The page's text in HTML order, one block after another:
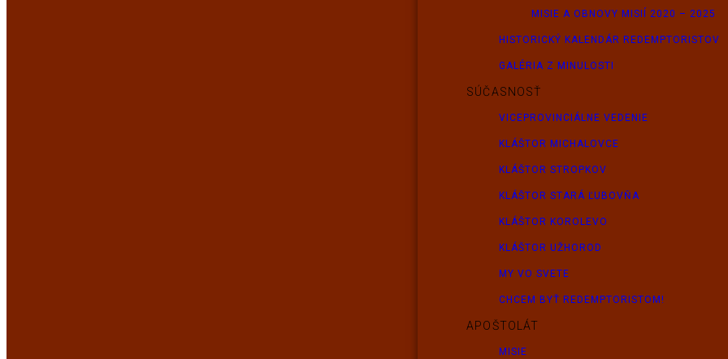
MISIE A OBNOVY MISIÍ 2020 – 2025
HISTORICKÝ KALENDÁR REDEMPTORISTOV
GALÉRIA Z MINULOSTI
SÚČASNOSŤ
VICEPROVINCIÁLNE VEDENIE
KLÁŠTOR MICHALOVCE
KLÁŠTOR STROPKOV
KLÁŠTOR STARÁ ĽUBOVŇA
KLÁŠTOR KOROLEVO
KLÁŠTOR UŽHOROD
MY VO SVETE
CHCEM BYŤ REDEMPTORISTOM!
APOŠTOLÁT
MISIE